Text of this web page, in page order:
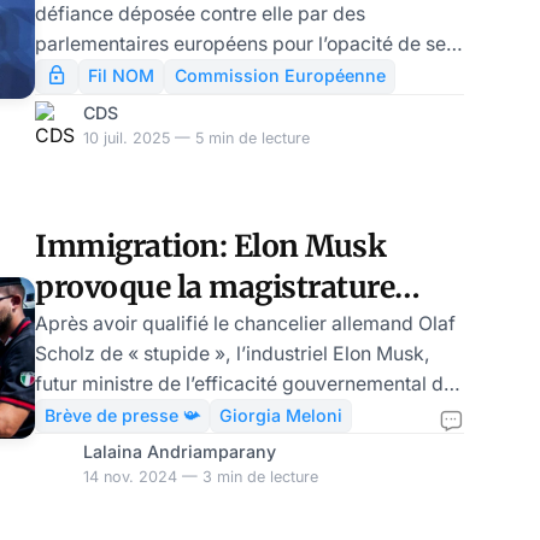
défiance déposée contre elle par des
parlementaires européens pour l’opacité de ses
relations avec l’entreprise Pfizer au moment de
l’achat des vaccins COVID (affaire des SMS). Le
résultat (360 contre 175) aurait pu être plus
groupe conservateur ECR, où 41 députés ont
voté pour la motion. Et l’on voit se mul
Fil NOM
Commission Européenne
CDS
10 juil. 2025 — 5 min de lecture
Immigration: Elon Musk
provoque la magistrature
italienne
Après avoir qualifié le chancelier allemand Olaf
Scholz de « stupide », l’industriel Elon Musk,
futur ministre de l’efficacité gouvernemental de
Donald Trump, a pris part au conflit qui oppose
le gouvernement italien de Giorgia Meloni au
pouvoir judiciaire concernant la politique
Brève de presse 📯
Giorgia Meloni
Lalaina Andriamparany
14 nov. 2024 — 3 min de lecture